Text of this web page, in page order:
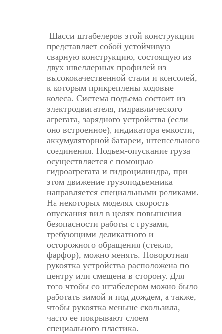
Шасси штабелеров этой конструкции
представляет собой устойчивую
сварную конструкцию, состоящую из
двух швеллерных профилей из
высококачественной стали и консолей,
к которым прикреплены ходовые
колеса. Система подъема состоит из
электродвигателя, гидравлического
агрегата, зарядного устройства (если
оно встроенное), индикатора емкости,
аккумуляторной батареи, штепсельного
соединения. Подъем-опускание груза
осуществляется с помощью
гидроагрегата и гидроцилиндра, при
этом движение грузоподъемника
направляется специальными роликами.
На некоторых моделях скорость
опускания вил в целях повышения
безопасности работы с грузами,
требующими деликатного и
осторожного обращения (стекло,
фарфор), можно менять. Поворотная
рукоятка устройства расположена по
центру или смещена в сторону. Для
того чтобы со штабелером можно было
работать зимой и под дождем, а также,
чтобы рукоятка меньше скользила,
часто ее покрывают слоем
специального пластика.